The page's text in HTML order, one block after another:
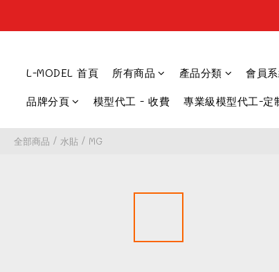
L-MODEL 首頁 所有商品 產品分類 會員
品牌分頁 模型代工 - 收費 專業級模型代工-定
全部商品 / 水貼 / MG